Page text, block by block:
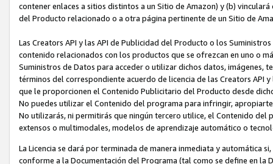
contener enlaces a sitios distintos a un Sitio de Amazon) y (b)
del Producto relacionado o a otra página pertinente de un Sitio de
Las Creators API y las API de Publicidad del Producto o los
contenido relacionados con los productos que se ofrezcan en uno o
Suministros de Datos para acceder o utilizar dichos datos,
términos del correspondiente acuerdo de licencia de las Creators API
que le proporcionen el Contenido Publicitario del Producto desde
No puedes utilizar el Contenido del programa para infringir,
No utilizarás, ni permitirás que ningún tercero utilice, el Contenido
extensos o multimodales, modelos de aprendizaje automático o
La Licencia se dará por terminada de manera inmediata y automática
conforme a la Documentación del Programa (tal como se define en la